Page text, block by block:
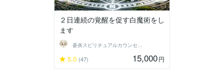
２日連続の覚醒を促す白魔術をし
ます
蒼炎スピリチュアルカウンセラー
5.0 (47) 15,000円